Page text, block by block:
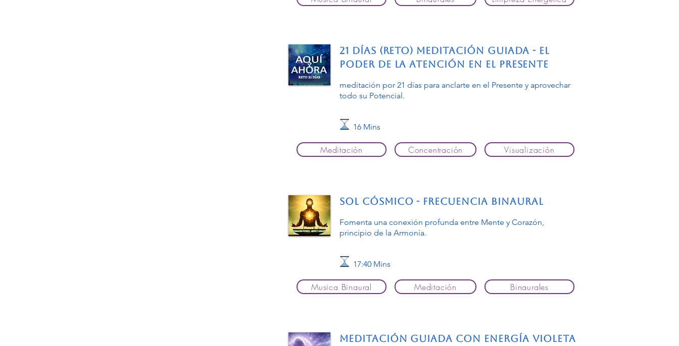
21 DÍAS (RETO) Meditación Guiada - El
poder de la Atención en el Presente
meditación por 21 días para anclarte en el Presente y aprovechar
todo su Potencial.
16 Mins
Meditación Concentración Visualización
Sol Cósmico - Frecuencia Binaural
Fomenta una conexión profunda entre Mente y Corazón,
principio de la Armonía.
17:40 Mins
Musica Binaural Meditación Binaurales
Meditación guiada con Energía Violeta